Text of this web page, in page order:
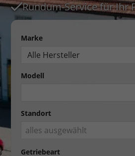
Rundum-Service für Ihr
Marke
Modell
Standort
alles ausgewählt
Getriebeart